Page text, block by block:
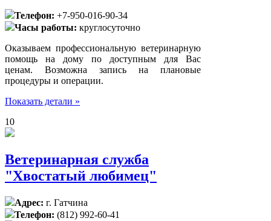
Телефон: +7-950-016-90-34
Часы работы: круглосуточно
Оказываем профессиональную ветеринарную
помощь на дому по доступным для Вас
ценам. Возможна запись на плановые
процедуры и операции.
Показать детали »
10
Ветеринарная служба
"Хвостатый любимец"
Адрес: г. Гатчина
Телефон: (812) 992-60-41